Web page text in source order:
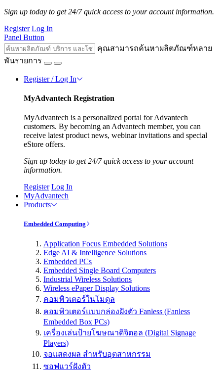
Sign up today to get 24/7 quick access to your account information.
Register Log In
Panel Button
คุณสามารถค้นหาผลิตภัณฑ์หลาย
พันรายการ
Register / Log In
MyAdvantech Registration
MyAdvantech is a personalized portal for Advantech
customers. By becoming an Advantech member, you can
receive latest product news, webinar invitations and special
eStore offers.
Sign up today to get 24/7 quick access to your account
information.
Register Log In
MyAdvantech
Products
Embedded Computing
Application Focus Embedded Solutions
Edge AI & Intelligence Solutions
Embedded PCs
Embedded Single Board Computers
Industrial Wireless Solutions
Wireless ePaper Display Solutions
คอมพิวเตอร์ในโมดูล
คอมพิวเตอร์แบบกล่องฝังตัว Fanless (Fanless
Embedded Box PCs)
เครื่องเล่นป้ายโฆษณาดิจิตอล (Digital Signage
Players)
จอแสดงผล สำหรับอุตสาหกรรม
ซอฟแวร์ฝังตัว